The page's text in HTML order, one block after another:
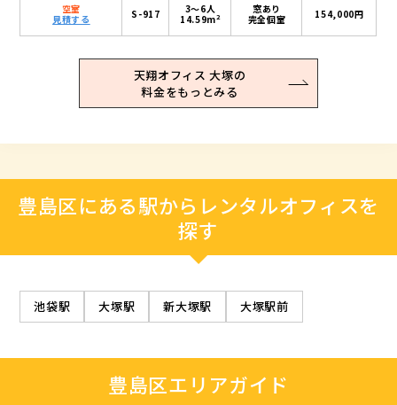
空室
見積する
S-917
3〜6人
14.59m2
窓あり
完全個室
154,000円
天翔オフィス 大塚の
料金をもっとみる
豊島区にある駅からレンタルオフィスを
探す
池袋駅 大塚駅 新大塚駅 大塚駅前
豊島区エリアガイド